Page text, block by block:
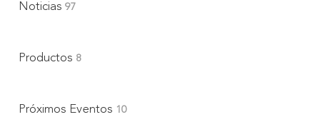
Noticias 97
Productos 8
Próximos Eventos 10